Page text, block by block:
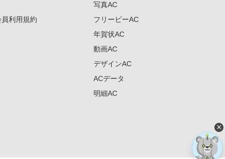
利用規約
写真AC
フリービーAC
年賀状AC
動画AC
デザインAC
ACデータ
明細AC
×